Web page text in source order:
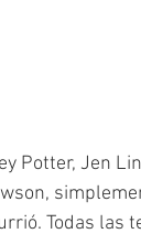
Potter, Jen
Todas las